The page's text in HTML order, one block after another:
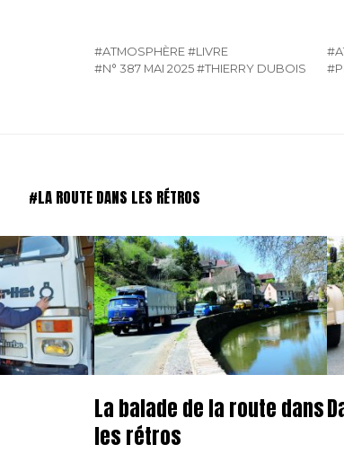
#ATMOSPHÈRE #LIVRE
#N° 387 MAI 2025 #THIERRY DUBOIS
#LA ROUTE DANS LES RÉTROS
La balade de la route dans
les rétros